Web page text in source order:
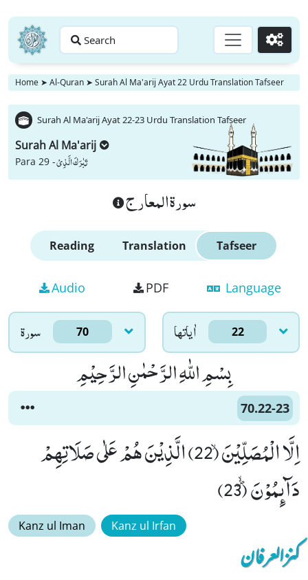
Search Go
Home ➤ Al-Quran ➤ Surah Al Ma'arij Ayat 22 Urdu Translation Tafseer
Surah Al Ma'arij Ayat 22-23 Urdu Translation Tafseer
Surah Al Ma'arij
Para 29 -تَبٰرَكَ الَّذِیْ
سورة المعارج
Reading Translation Tafseer
Audio PDF Language
سورۃ 70 اٰياتها 22
بِسْمِ اللّٰهِ الرَّحْمٰنِ الرَّحِیْمِ
70.22-23
اِلَّا الْمُصَلِّیْنَۙ (22) الَّذِیْنَ هُمْ عَلٰى صَلَاتِهِمْ
دَآىٕمُوْنَﭪ (23)
Kanz ul Iman Kanz ul Irfan
کنزالعرفان